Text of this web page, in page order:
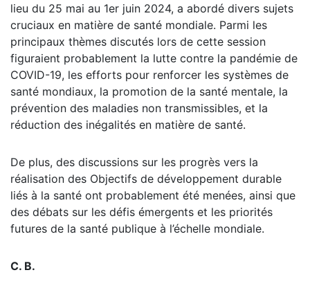
lieu du 25 mai au 1er juin 2024, a abordé divers sujets
cruciaux en matière de santé mondiale. Parmi les
principaux thèmes discutés lors de cette session
figuraient probablement la lutte contre la pandémie de
COVID-19, les efforts pour renforcer les systèmes de
santé mondiaux, la promotion de la santé mentale, la
prévention des maladies non transmissibles, et la
réduction des inégalités en matière de santé.
De plus, des discussions sur les progrès vers la
réalisation des Objectifs de développement durable
liés à la santé ont probablement été menées, ainsi que
des débats sur les défis émergents et les priorités
futures de la santé publique à l’échelle mondiale.
C. B.